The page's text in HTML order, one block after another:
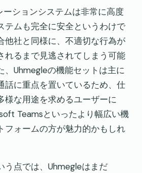
ーションシステムは非常に高度
テムも完全に安全というわけで
他社と同様に、不適切な行為が
れるまで見逃されてしまう可能
、Uhmegleの機能セットは主に
話に重点を置いているため、仕
様な用途を求めるユーザーに
Teamsといったより幅広い機
フォームの方が魅力的かもしれ
う点では、Uhmegleはまだ